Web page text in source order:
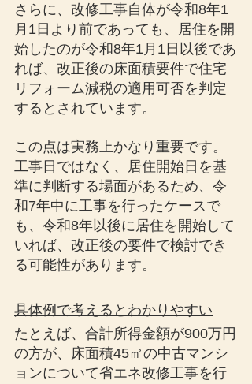
さらに、改修工事自体が令和8年1
月1日より前であっても、居住を開
始したのが令和8年1月1日以後であ
れば、改正後の床面積要件で住宅
リフォーム減税の適用可否を判定
するとされています。
この点は実務上かなり重要です。
工事日ではなく、居住開始日を基
準に判断する場面があるため、令
和7年中に工事を行ったケースで
も、令和8年以後に居住を開始して
いれば、改正後の要件で検討でき
る可能性があります。
具体例で考えるとわかりやすい
たとえば、合計所得金額が900万円
の方が、床面積45㎡の中古マンシ
ョンについて省エネ改修工事を行